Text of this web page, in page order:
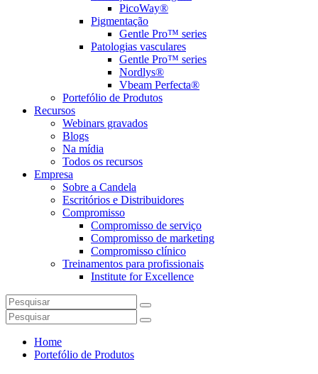
PicoWay®
Pigmentação
Gentle Pro™ series
Patologias vasculares
Gentle Pro™ series
Nordlys®
Vbeam Perfecta®
Portefólio de Produtos
Recursos
Webinars gravados
Blogs
Na mídia
Todos os recursos
Empresa
Sobre a Candela
Escritórios e Distribuidores
Compromisso
Compromisso de serviço
Compromisso de marketing
Compromisso clínico
Treinamentos para profissionais
Institute for Excellence
Home
Portefólio de Produtos